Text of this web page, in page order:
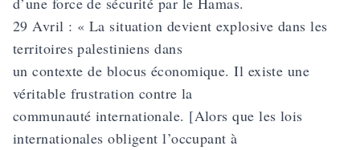
29 Avril : « La situation devient explosive dans les
territoires palestiniens dans
un contexte de blocus économique. Il existe une
véritable frustration contre la
communauté internationale. [Alors que les lois
internationales obligent l’occupant à